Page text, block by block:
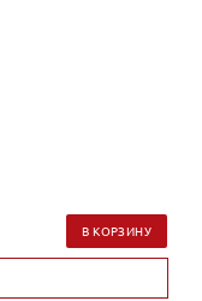
В КОРЗИНУ